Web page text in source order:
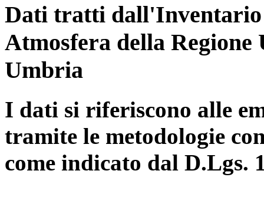
Dati tratti dall'Inventario
Atmosfera della
Umbria
I dati si riferiscono alle
tramite le metodologie
come indicato dal D.Lgs.